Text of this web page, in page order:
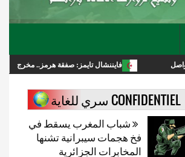
فايننشال تايمز: صفقة هرمز.. مخرج لترامب أم انتصار
CONFIDENTIEL سري للغاية
شباب المغرب يسقط في
فخ هجمات سيبرانية تشنها
المخابرات الجزائرية